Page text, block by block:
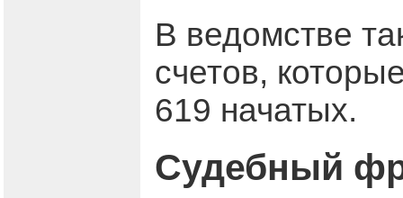
В ведомстве
счетов,
619 начатых.
Судебный